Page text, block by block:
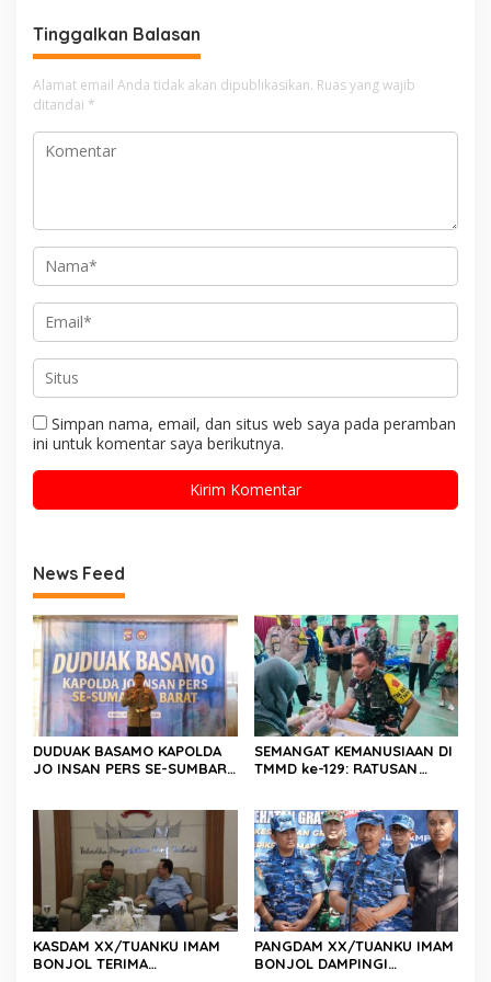
Tinggalkan Balasan
Alamat email Anda tidak akan dipublikasikan. Ruas yang wajib
ditandai *
Simpan nama, email, dan situs web saya pada peramban
ini untuk komentar saya berikutnya.
News Feed
DUDUAK BASAMO KAPOLDA
JO INSAN PERS SE-SUMBAR,
Polri dan Media Demi
Kepentingan Masyarakat
SEMANGAT KEMANUSIAAN DI
TMMD ke-129: RATUSAN
KASDAM XX/TUANKU IMAM
BONJOL TERIMA
PANGDAM XX/TUANKU IMAM
BONJOL DAMPINGI